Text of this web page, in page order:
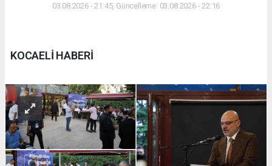
03.08.2026 - 21:45, Güncelleme: 03.08.2026 - 22:16
KOCAELİ HABERİ